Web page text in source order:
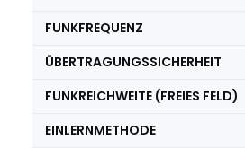
FUNKFREQUENZ
ÜBERTRAGUNGSSICHERHEIT
FUNKREICHWEITE (FREIES FELD)
EINLERNMETHODE